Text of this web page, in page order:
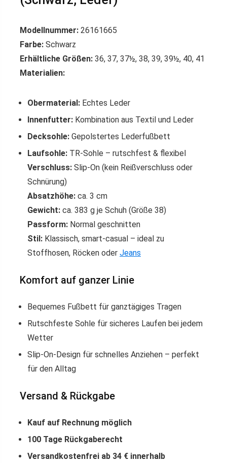
Modellnummer: 26161665
Farbe: Schwarz
Erhältliche Größen: 36, 37, 37½, 38, 39, 39½, 40, 41
Materialien:
Obermaterial: Echtes Leder
Innenfutter: Kombination aus Textil und Leder
Decksohle: Gepolstertes Lederfußbett
Laufsohle: TR-Sohle – rutschfest & flexibel
Verschluss: Slip-On (kein Reißverschluss oder
Schnürung)
Absatzhöhe: ca. 3 cm
Gewicht: ca. 383 g je Schuh (Größe 38)
Passform: Normal geschnitten
Stil: Klassisch, smart-casual – ideal zu
Stoffhosen, Röcken oder Jeans
Komfort auf ganzer Linie
Bequemes Fußbett für ganztägiges Tragen
Rutschfeste Sohle für sicheres Laufen bei jedem
Wetter
Slip-On-Design für schnelles Anziehen – perfekt
für den Alltag
Versand & Rückgabe
Kauf auf Rechnung möglich
100 Tage Rückgaberecht
Versandkostenfrei ab 34 € innerhalb